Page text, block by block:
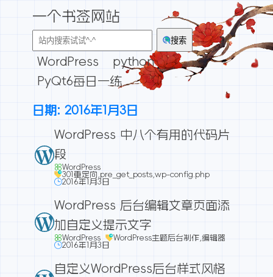
一个书签网站
搜索
WordPress
python
PyQt6每日一练
日期: 2016年1月3日
WordPress 中八个有用的代码片
段
WordPress
301重定向 pre_get_posts, wp-config.php
2016年1月3日
WordPress 后台编辑文章页面添
加自定义提示文字
WordPress WordPress主题后台制作, 编辑器
2016年1月3日
自定义WordPress后台样式风格